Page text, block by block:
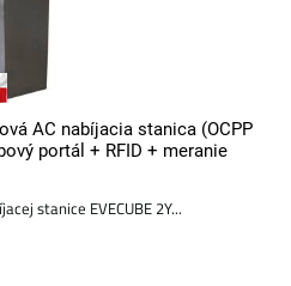
AC nabíjacia stanica (OCPP
portál + ​​RFID + meranie
stanice EVECUBE 2Y...